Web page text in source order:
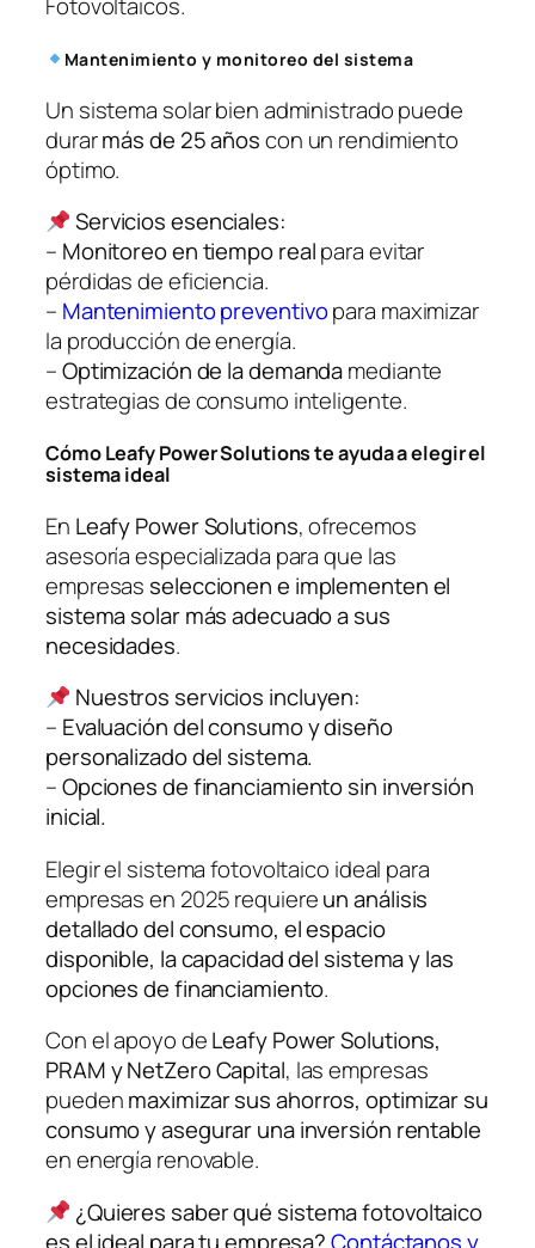
Mantenimiento y monitoreo del sistema
Un sistema solar bien administrado puede
durarmás de 25 añoscon un rendimiento
óptimo.
Servicios esenciales:
– Monitoreo en tiempo realpara evitar
pérdidas de eficiencia.
– Mantenimiento preventivopara maximizar
la producción de energía.
–Optimización de la demandamediante
estrategias de consumo inteligente.
Cómo Leafy Power Solutions te ayuda a elegir el
sistema ideal
En Leafy Power Solutions, ofrecemos
asesoría especializada para que las
empresas seleccionen e implementen el
sistema solar más adecuado a sus
necesidades.
Nuestros servicios incluyen:
– Evaluación del consumo y diseño
personalizado del sistema.
–Opciones de financiamiento sin inversión
inicial.
Elegir el sistema fotovoltaico ideal para
empresas en 2025 requiereun análisis
detallado del consumo, el espacio
disponible, la capacidad del sistema y las
opciones de financiamiento.
Con el apoyo deLeafy Power Solutions,
PRAM y NetZero Capital, las empresas
puedenmaximizar sus ahorros, optimizar su
consumo y asegurar una inversión rentable
en energía renovable.
¿Quieres saber qué sistema fotovoltaico
es el ideal para tu empresa?Contáctanos y